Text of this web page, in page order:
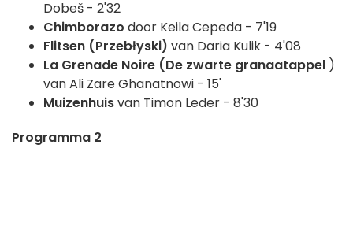
Dobeš - 2'32
Chimborazo door Keila Cepeda - 7'19
Flitsen (Przebłyski) van Daria Kulik - 4'08
La Grenade Noire (De zwarte granaatappel )
van Ali Zare Ghanatnowi - 15'
Muizenhuisvan Timon Leder - 8'30
Programma 2